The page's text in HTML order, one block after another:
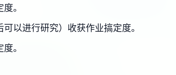
。
以进行研究）收获作业搞定度。
。